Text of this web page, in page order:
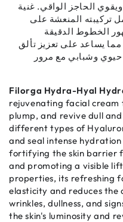
الحاجز الواقي. غنية
تركيبته المنعشة على
الخطوط الدقيقة
مما يساعد على تعزيز تألق
وشبابي مع مرور
Filorga Hydra-Hyal
rejuvenating facial
plump, and revive dull
different types of
and seal intense
fortifying the skin barrier
and promoting a visible
properties, its refreshing
elasticity and reduces the
wrinkles, dullness, and
the skin's luminosity and